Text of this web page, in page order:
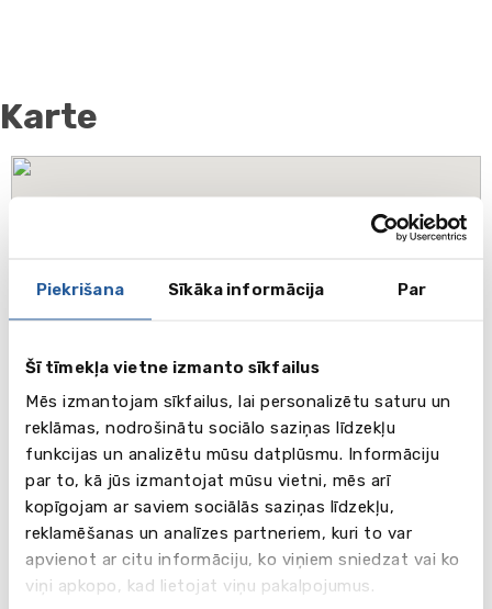
Piekrišana Sīkāka informācija Par
Šī tīmekļa vietne izmanto sīkfailus
Mēs izmantojam sīkfailus, lai personalizētu saturu un
reklāmas, nodrošinātu sociālo saziņas līdzekļu
funkcijas un analizētu mūsu datplūsmu. Informāciju
par to, kā jūs izmantojat mūsu vietni, mēs arī
kopīgojam ar saviem sociālās saziņas līdzekļu,
reklamēšanas un analīzes partneriem, kuri to var
apvienot ar citu informāciju, ko viņiem sniedzat vai ko
viņi apkopo, kad lietojat viņu pakalpojumus.
Karte